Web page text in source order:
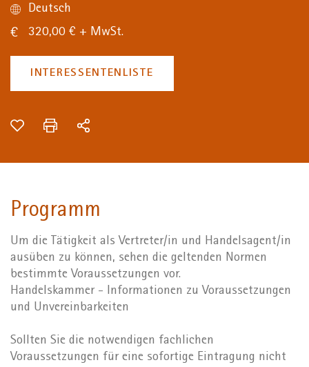
This
shortcut
the
screen
reader
help
navigate
with
content.
Deutsch
320,00 € + MwSt.
INTERESSENTENLISTE
Programm
Um die Tätigkeit als Vertreter/in und Handelsagent/in
ausüben zu können, sehen die geltenden Normen
bestimmte Voraussetzungen vor.
Handelskammer - Informationen zu Voraussetzungen
und Unvereinbarkeiten
Sollten Sie die notwendigen fachlichen
Voraussetzungen für eine sofortige Eintragung nicht